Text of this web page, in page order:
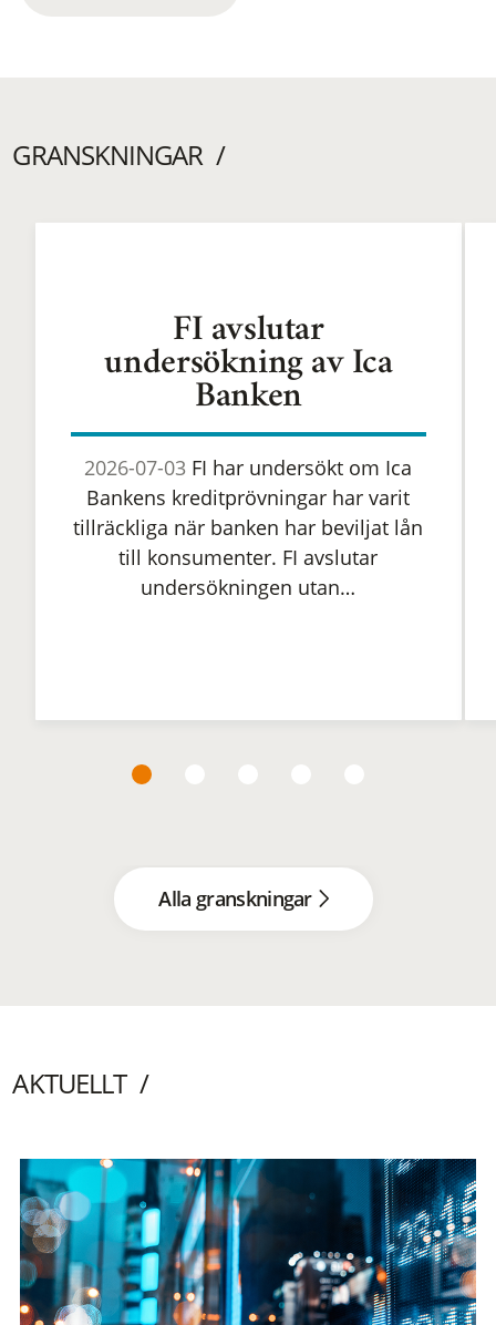
GRANSKNINGAR
FI avslutar
undersökning av Ica
Banken
2026-07-03 FI har undersökt om Ica
Bankens kreditprövningar har varit
tillräckliga när banken har beviljat lån
till konsumenter. FI avslutar
undersökningen utan…
Alla granskningar
AKTUELLT